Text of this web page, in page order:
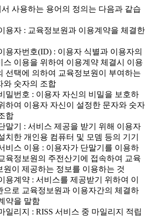
사용하는 용어의 정의는 다음과 같습
용자 : 교육정보원과 이용계약을 체결한
용자번호(ID) : 이용자 식별과 이용자의
스 이용을 위하여 이용계약 체결시 이용
선택에 의하여 교육정보원이 부여하는
와 숫자의 조합
밀번호 : 이용자 자신의 비밀을 보호하
하여 이용자 자신이 설정한 문자와 숫자
합
말기 : 서비스 제공을 받기 위해 이용자
치한 개인용 컴퓨터 및 모뎀 등의 기기
비스 이용 : 이용자가 단말기를 이용하
육정보원의 주전산기에 접속하여 교육
원이 제공하는 정보를 이용하는 것
용계약 : 서비스를 제공받기 위하여 이
으로 교육정보원과 이용자간의 체결하
약을 말함
일리지 : RISS 서비스 중 마일리지 적립